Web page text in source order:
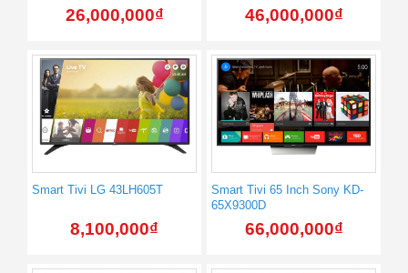
26,000,000₫ 46,000,000₫
Smart Tivi LG 43LH605T
8,100,000₫
Smart Tivi 65 Inch Sony KD-
65X9300D
66,000,000₫